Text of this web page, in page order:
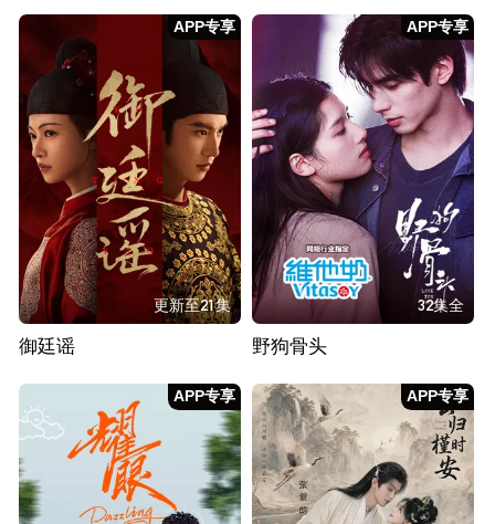
APP专享
更新至21集
御廷谣
APP专享
32集全
野狗骨头
APP专享 APP专享